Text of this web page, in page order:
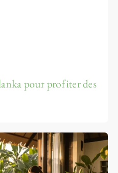
pour profiter des